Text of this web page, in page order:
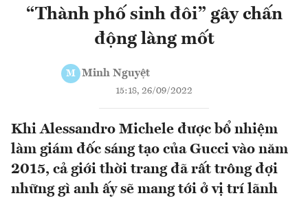
“Thành phố sinh đôi” gây chấn
động làng mốt
M Minh Nguyệt
15:18, 26/09/2022
Khi Alessandro Michele được bổ nhiệm
làm giám đốc sáng tạo của Gucci vào năm
2015, cả giới thời trang đã rất trông đợi
những gì anh ấy sẽ mang tới ở vị trí lãnh